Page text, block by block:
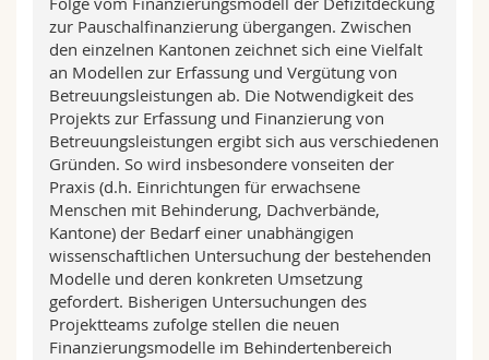
zur Pauschalfinanzierung übergangen. Zwischen
den einzelnen Kantonen zeichnet sich eine Vielfalt
an Modellen zur Erfassung und Vergütung von
Betreuungsleistungen ab. Die Notwendigkeit des
Projekts zur Erfassung und Finanzierung von
Betreuungsleistungen ergibt sich aus verschiedenen
Gründen. So wird insbesondere vonseiten der
Praxis (d.h. Einrichtungen für erwachsene
Menschen mit Behinderung, Dachverbände,
Kantone) der Bedarf einer unabhängigen
wissenschaftlichen Untersuchung der bestehenden
Modelle und deren konkreten Umsetzung
gefordert. Bisherigen Untersuchungen des
Projektteams zufolge stellen die neuen
Finanzierungsmodelle im Behindertenbereich